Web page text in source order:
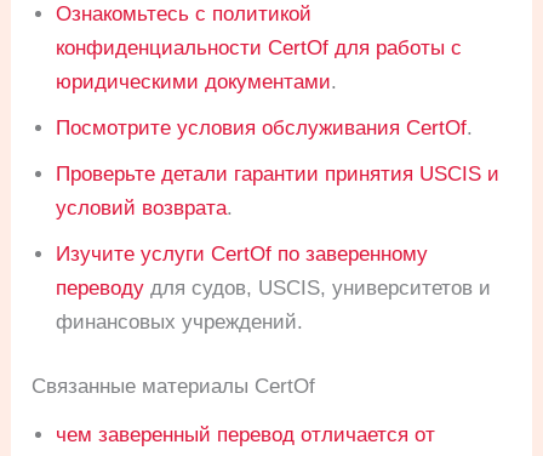
Ознакомьтесь с политикой
конфиденциальности CertOf для работы с
юридическими документами.
Посмотрите условия обслуживания CertOf.
Проверьте детали гарантии принятия USCIS и
условий возврата.
Изучите услуги CertOf по заверенному
переводу для судов, USCIS, университетов и
финансовых учреждений.
Связанные материалы CertOf
чем заверенный перевод отличается от